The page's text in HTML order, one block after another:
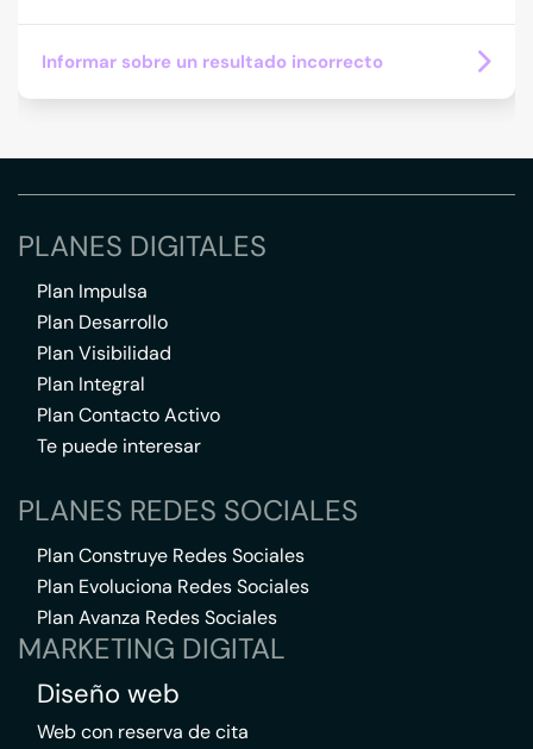
Informar sobre un resultado incorrecto
PLANES DIGITALES
Plan Impulsa
Plan Desarrollo
Plan Visibilidad
Plan Integral
Plan Contacto Activo
Te puede interesar
PLANES REDES SOCIALES
Plan Construye Redes Sociales
Plan Evoluciona Redes Sociales
Plan Avanza Redes Sociales
MARKETING DIGITAL
Diseño web
Web con reserva de cita